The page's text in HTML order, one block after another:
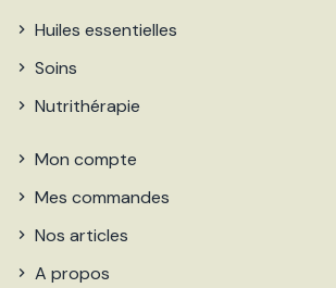
Huiles essentielles
Soins
Nutrithérapie
Mon compte
Mes commandes
Nos articles
A propos